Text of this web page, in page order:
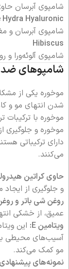
شامپوی آبرسان
Hydra Hyaluronic
شامپوی آبرسان و
Hibiscus
شامپوی آلوئه‌ورا و
شامپوهای ضد
موخوره یکی از
شدن انتهای مو و
موخوره با
موخوره و جلوگیری
دارای ترکیباتی
می‌کنند.
حاوی کراتین
و جلوگیری از
روغن شی باتر و
عمیق، از خشکی
ویتامین E:
این
آسیب‌های محیطی
مو کمک می‌کند.
نمونه‌های